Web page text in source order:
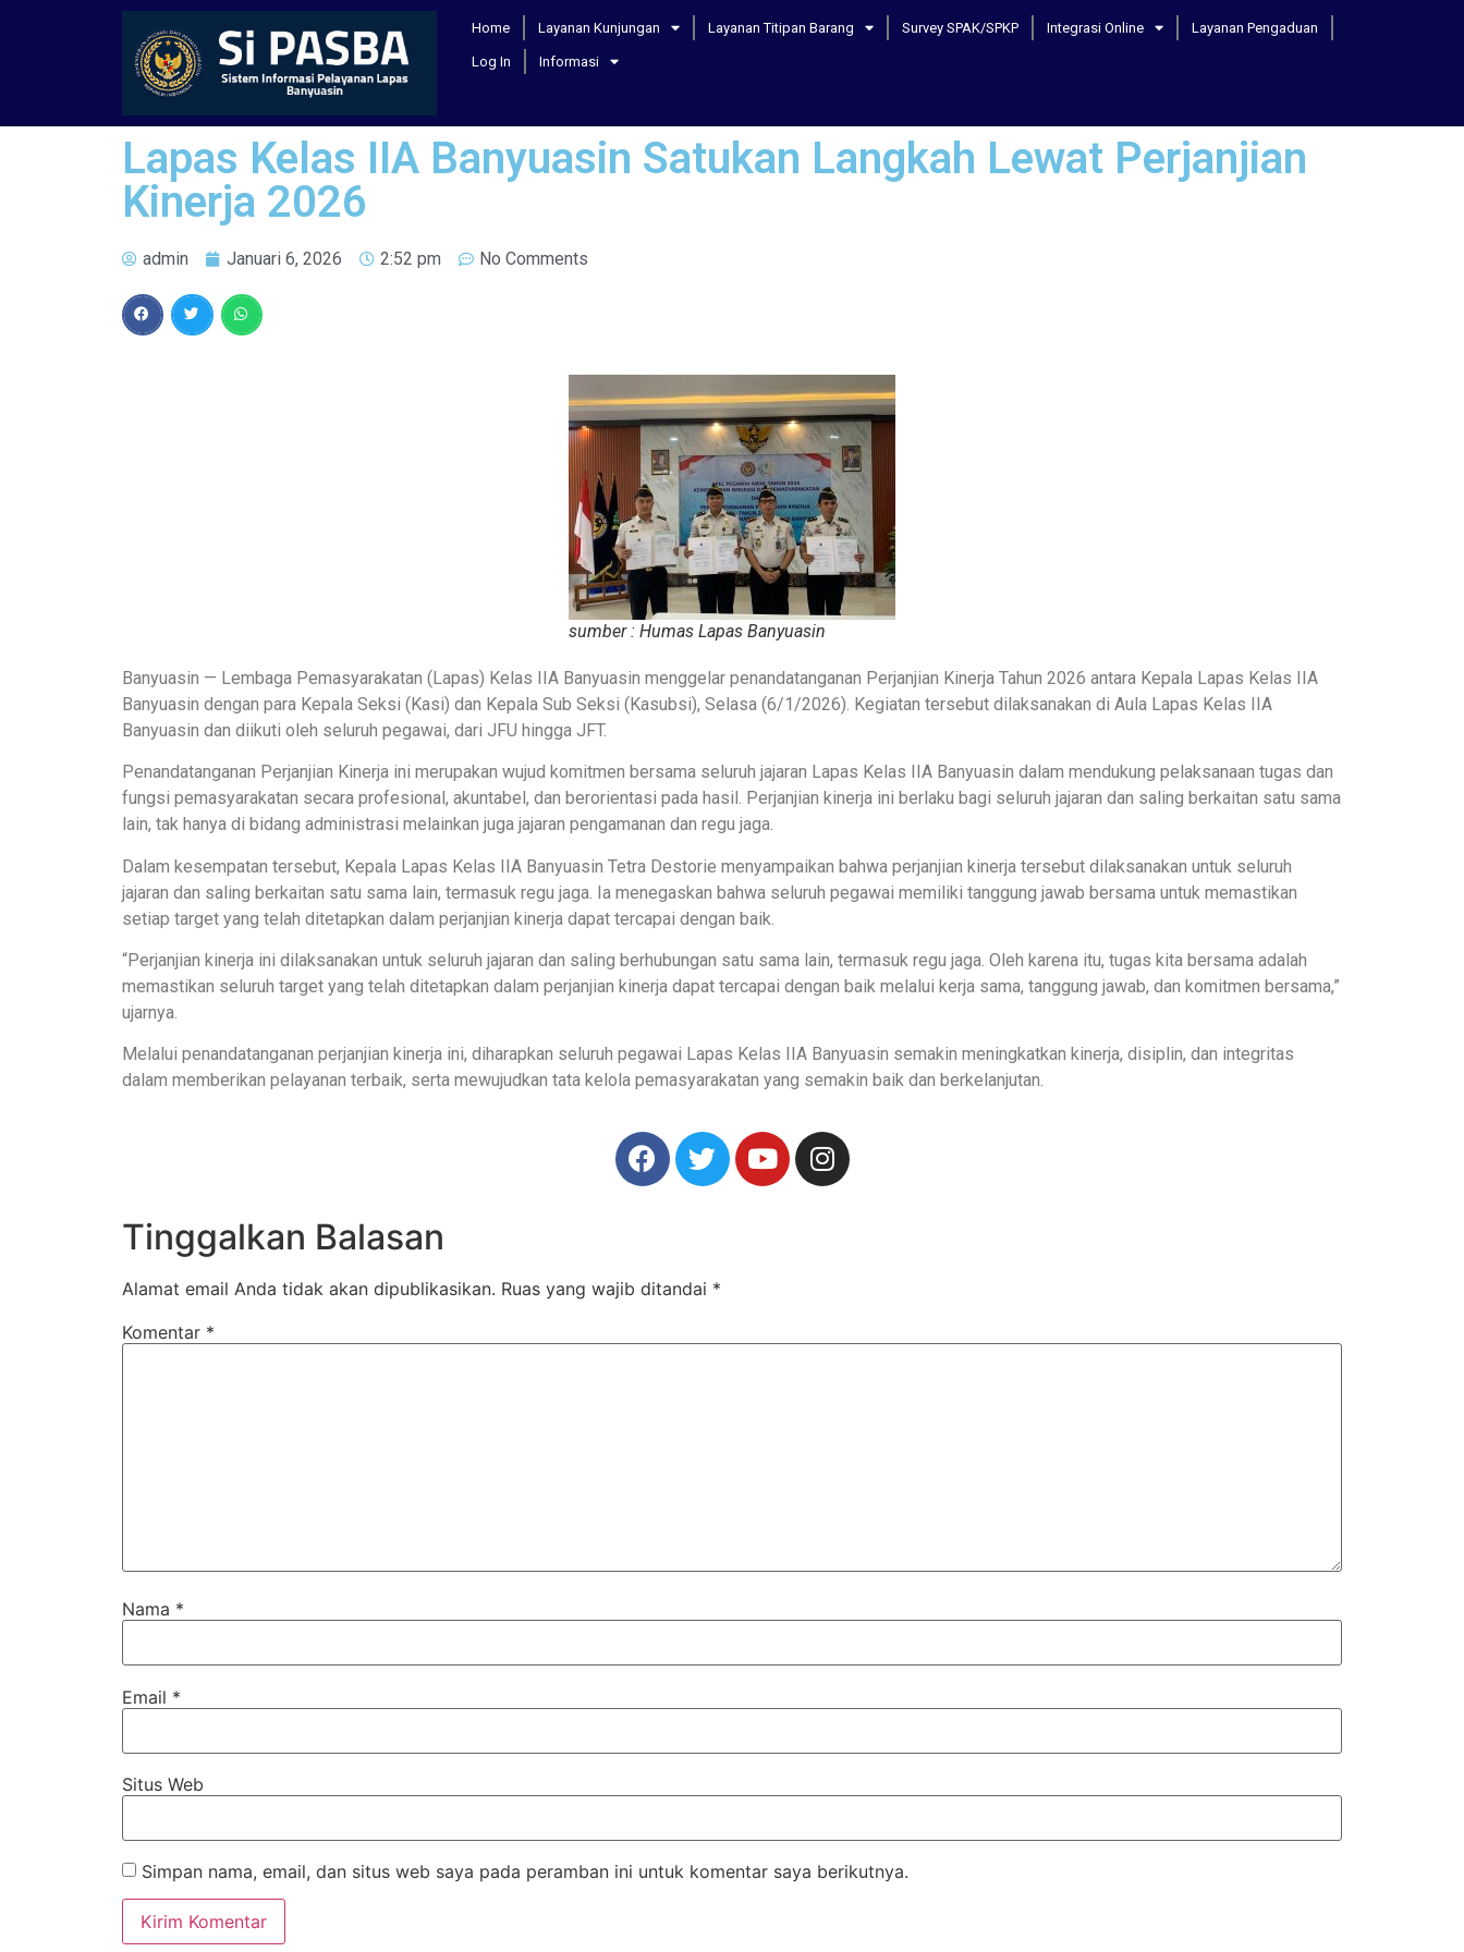
Home Layanan Kunjungan Layanan Titipan Barang Survey SPAK/SPKP Integrasi Online Layanan Pengaduan
Log In Informasi
Lapas Kelas IIA Banyuasin Satukan Langkah Lewat Perjanjian
Kinerja 2026
admin Januari 6, 2026 2:52 pm No Comments
sumber : Humas Lapas Banyuasin
Banyuasin — Lembaga Pemasyarakatan (Lapas) Kelas IIA Banyuasin menggelar penandatanganan Perjanjian Kinerja Tahun 2026 antara Kepala Lapas Kelas IIA
Banyuasin dengan para Kepala Seksi (Kasi) dan Kepala Sub Seksi (Kasubsi), Selasa (6/1/2026). Kegiatan tersebut dilaksanakan di Aula Lapas Kelas IIA
Banyuasin dan diikuti oleh seluruh pegawai, dari JFU hingga JFT.
Penandatanganan Perjanjian Kinerja ini merupakan wujud komitmen bersama seluruh jajaran Lapas Kelas IIA Banyuasin dalam mendukung pelaksanaan tugas dan
fungsi pemasyarakatan secara profesional, akuntabel, dan berorientasi pada hasil. Perjanjian kinerja ini berlaku bagi seluruh jajaran dan saling berkaitan satu sama
lain, tak hanya di bidang administrasi melainkan juga jajaran pengamanan dan regu jaga.
Dalam kesempatan tersebut, Kepala Lapas Kelas IIA Banyuasin Tetra Destorie menyampaikan bahwa perjanjian kinerja tersebut dilaksanakan untuk seluruh
jajaran dan saling berkaitan satu sama lain, termasuk regu jaga. Ia menegaskan bahwa seluruh pegawai memiliki tanggung jawab bersama untuk memastikan
setiap target yang telah ditetapkan dalam perjanjian kinerja dapat tercapai dengan baik.
“Perjanjian kinerja ini dilaksanakan untuk seluruh jajaran dan saling berhubungan satu sama lain, termasuk regu jaga. Oleh karena itu, tugas kita bersama adalah
memastikan seluruh target yang telah ditetapkan dalam perjanjian kinerja dapat tercapai dengan baik melalui kerja sama, tanggung jawab, dan komitmen bersama,”
ujarnya.
Melalui penandatanganan perjanjian kinerja ini, diharapkan seluruh pegawai Lapas Kelas IIA Banyuasin semakin meningkatkan kinerja, disiplin, dan integritas
dalam memberikan pelayanan terbaik, serta mewujudkan tata kelola pemasyarakatan yang semakin baik dan berkelanjutan.
Tinggalkan Balasan
Alamat email Anda tidak akan dipublikasikan. Ruas yang wajib ditandai *
Komentar *
Nama *
Email *
Situs Web
Simpan nama, email, dan situs web saya pada peramban ini untuk komentar saya berikutnya.